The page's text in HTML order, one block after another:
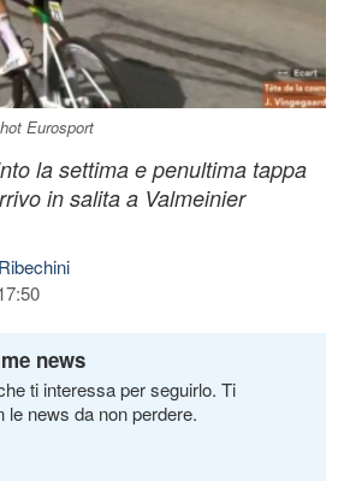
Eurosport
la settima e penultima tappa
in salita a Valmeinier
news
ti interessa per seguirlo. Ti
le news da non perdere.